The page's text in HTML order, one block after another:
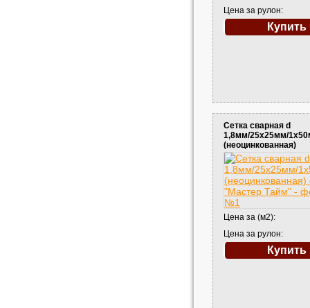
Цена за рулон:
Купить
Сетка сварная d
1,8мм/25х25мм/
(неоцинкованная)
Цена за (м2):
Цена за рулон:
Купить